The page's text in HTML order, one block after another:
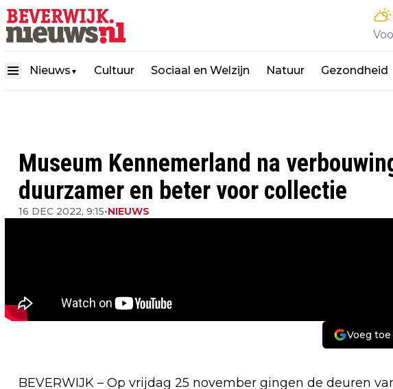
Nieuws ▼ Cultuur Sociaal en Welzijn Natuur Gezondheid
Museum Kennemerland na
duurzamer en beter voor collectie
16 DEC 2022, 9:15•NIEUWS
Voeg
BEVERWIJK – Op vrijdag 25 november gingen de deuren